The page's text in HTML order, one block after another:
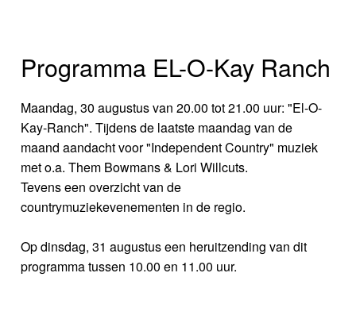
Programma EL-O-Kay Ranch
Maandag, 30 augustus van 20.00 tot 21.00 uur: "El-O-
Kay-Ranch". Tijdens de laatste maandag van de
maand aandacht voor "Independent Country" muziek
met o.a. Them Bowmans & Lori Willcuts.
Tevens een overzicht van de
countrymuziekevenementen in de regio.
Op dinsdag, 31 augustus een heruitzending van dit
programma tussen 10.00 en 11.00 uur.